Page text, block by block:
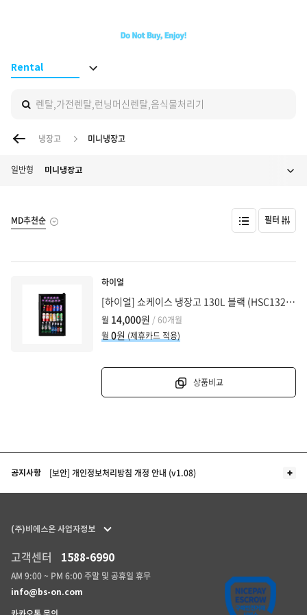
Rental
렌탈,가전렌탈,런닝머신렌탈,음식물처리기
냉장고 미니냉장고
일반형 미니냉장고
MD추천순 필터
하이얼
[하이얼] 쇼케이스 냉장고 130L 블랙 (HSC132MDB)
월 14,000원 / 60개월
월 0원 (제휴카드 적용)
상품비교
공지사항 [보안] 개인정보처리방침 개정 안내 (v1.08)
(주)비에스온 사업자정보
고객센터 1588-6990
AM 9:00 ~ PM 6:00 주말 및 공휴일 휴무
info@bs-on.com